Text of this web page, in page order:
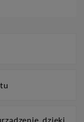
dzięki